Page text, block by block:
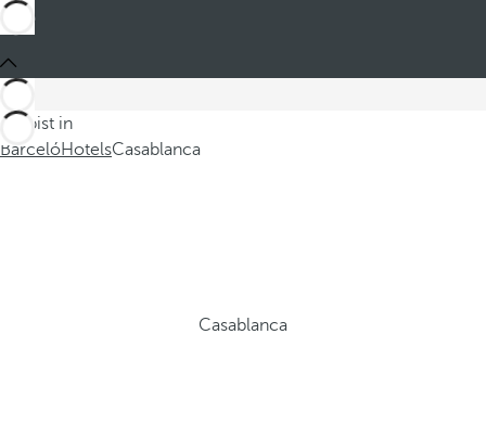
Du bist in
BarcelóHotelsCasablanca
Casablanca